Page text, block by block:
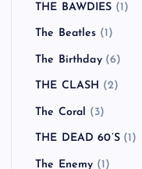
THE BAWDIES (1)
The Beatles (1)
The Birthday(6)
THE CLASH (2)
The Coral (3)
THE DEAD 60’S(1)
The Enemy (1)